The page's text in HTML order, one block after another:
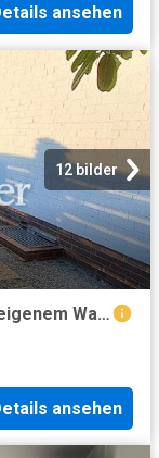
ansehen
12 bilder
Modernisiertes Einfamilienhaus mit eigenem Wald – stilvolles Wohnen in Horsten
ansehen